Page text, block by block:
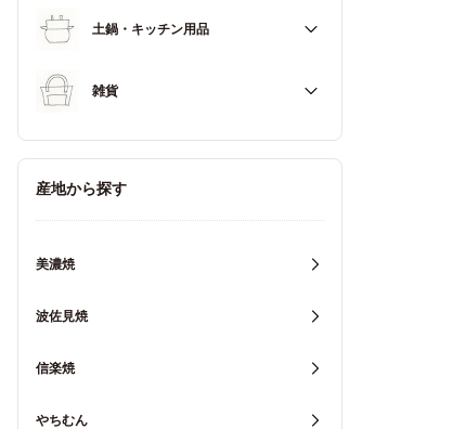
箸
すべて
土鍋・キッチン用品
すべて
キッチン用品
重箱・弁当箱
雑貨
すべて
産地から探す
美濃焼
波佐見焼
信楽焼
やちむん